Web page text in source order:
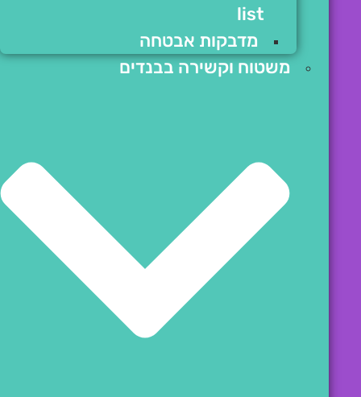
list
מדבקות אבטחה
משטוח וקשירה בבנדים